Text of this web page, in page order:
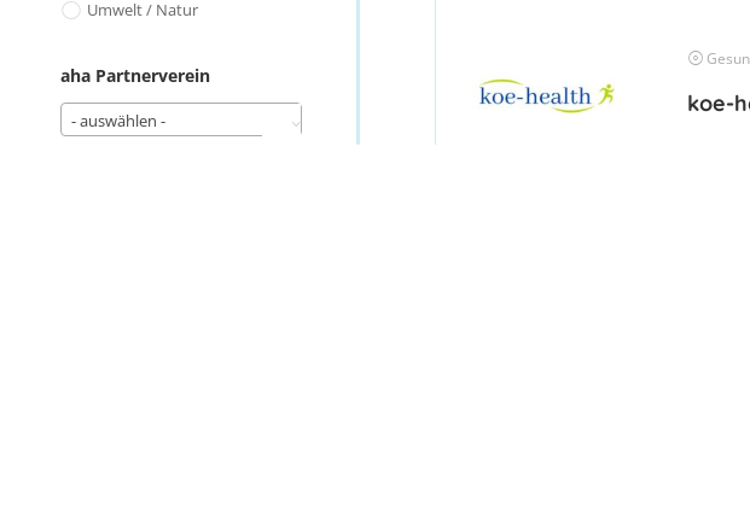
Umwelt / Natur
aha Partnerverein
- auswählen -
koe-